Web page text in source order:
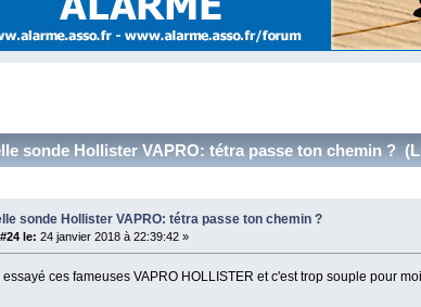
sonde Hollister VAPRO: tétra passe ton chemin ?
sonde Hollister VAPRO: tétra passe ton chemin ?
le: 24 janvier 2018 à 22:39:42 »
ces fameuses VAPRO HOLLISTER et c'est trop souple pour